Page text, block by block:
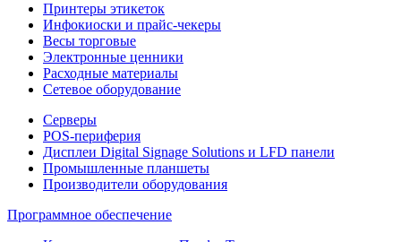
Принтеры этикеток
Инфокиоски и прайс-чекеры
Весы торговые
Электронные ценники
Расходные материалы
Сетевое оборудование
Серверы
POS-периферия
Дисплеи Digital Signage Solutions и LFD панели
Промышленные планшеты
Производители оборудования
Программное обеспечение